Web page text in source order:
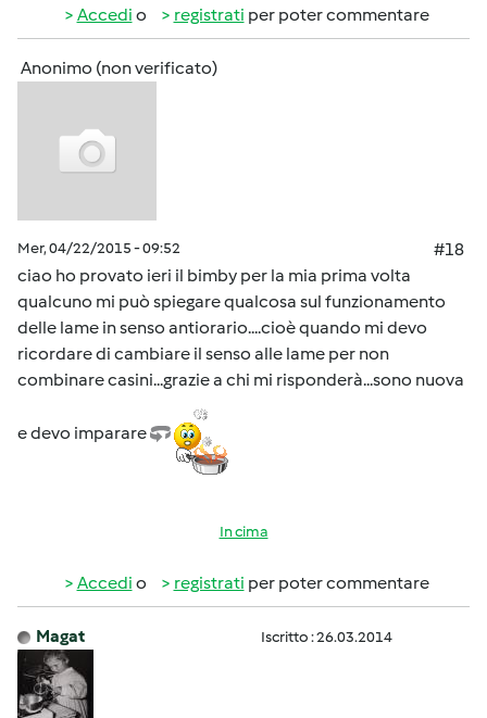
Accedi o registrati per poter commentare
Anonimo (non verificato)
Mer, 04/22/2015 - 09:52
#18
ciao ho provato ieri il bimby per la mia prima volta
qualcuno mi può spiegare qualcosa sul funzionamento
delle lame in senso antiorario....cioè quando mi devo
ricordare di cambiare il senso alle lame per non
combinare casini...grazie a chi mi risponderà...sono nuova
e devo imparare
In cima
Accedi o registrati per poter commentare
Magat Iscritto : 26.03.2014